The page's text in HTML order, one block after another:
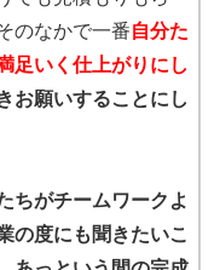
のなかで一番自分た
足いく仕上がりにし
お願いすることにし
ちがチームワークよ
の度にも聞きたいこ